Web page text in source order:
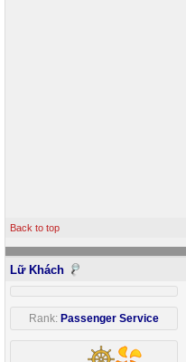
Back to top
Lữ Khách
Rank: Passenger Service